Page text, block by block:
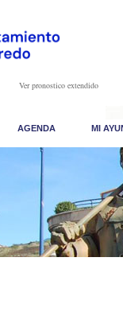
Ver pronostico extendido
AGENDA MI